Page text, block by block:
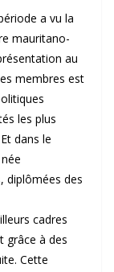
a vu la
mauritano-
au
membres est
les plus
dans le
diplômées des
cadres
grâce à des
Cette